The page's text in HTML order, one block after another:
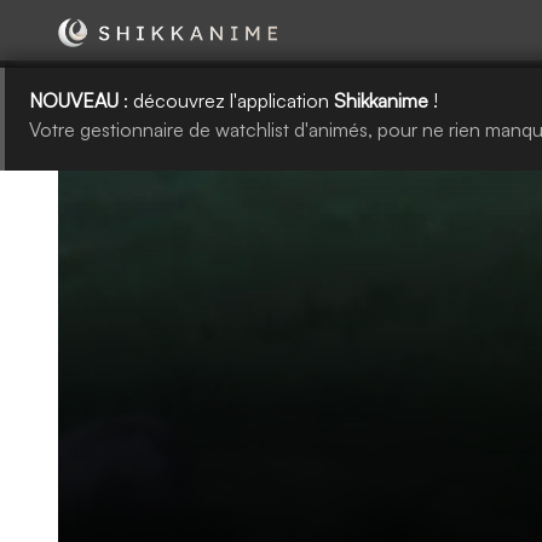
NOUVEAU : découvrez l'application Shikkanime !
Votre gestionnaire de watchlist d'animés, pour ne rien